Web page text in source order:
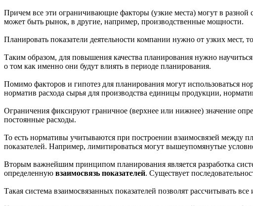
Причем все эти ограничивающие факторы (узкие места) могут в
может быть рынок, в другие, например, производственные мощности.
Планировать показатели деятельности компании нужно от узких мест,
Таким образом, для повышения качества планирования нужно
о том как именно они будут влиять в периоде планирования.
Помимо факторов и гипотез для планирования могут использоваться
норматив расхода сырья для производства единицы продукции,
Ограничения фиксируют граничное (верхнее или нижнее) значение
постоянные расходы.
То есть нормативы учитываются при построении взаимосвязей между
показателей. Например, лимитироваться могут вышеупомянутые
Вторым важнейшим принципом планирования является разработка
определенную взаимосвязь показателей. Существует
Такая система взаимосвязанных показателей позволят рассчитывать